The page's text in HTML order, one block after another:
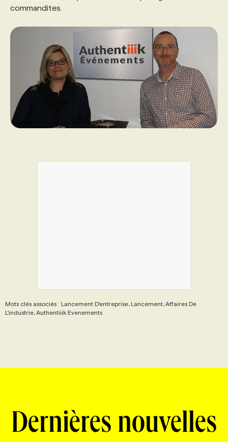
commandites.
Mots clés associés : Lancement D'entreprise, Lancement, Affaires De
L'industrie, Authentiiik Evenements
Dernières nouvelles